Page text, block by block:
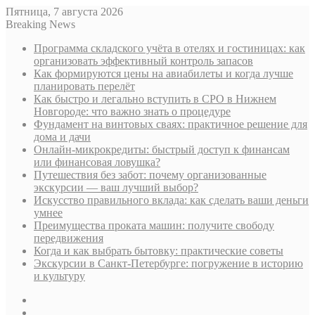
Пятница, 7 августа 2026
Breaking News
Программа складского учёта в отелях и гостиницах: как
организовать эффективный контроль запасов
Как формируются цены на авиабилеты и когда лучше
планировать перелёт
Как быстро и легально вступить в СРО в Нижнем
Новгороде: что важно знать о процедуре
Фундамент на винтовых сваях: практичное решение для
дома и дачи
Онлайн-микрокредиты: быстрый доступ к финансам
или финансовая ловушка?
Путешествия без забот: почему организованные
экскурсии — ваш лучший выбор?
Искусство правильного вклада: как сделать ваши деньги
умнее
Преимущества проката машин: получите свободу
передвижения
Когда и как выбрать бытовку: практические советы
Экскурсии в Санкт-Петербурге: погружение в историю
и культуру